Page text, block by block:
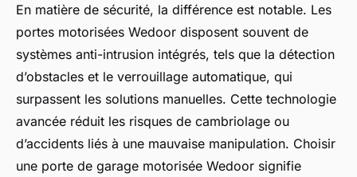
En matière de sécurité, la différence est notable. Les
portes motorisées Wedoor disposent souvent de
systèmes anti-intrusion intégrés, tels que la détection
d’obstacles et le verrouillage automatique, qui
surpassent les solutions manuelles. Cette technologie
avancée réduit les risques de cambriolage ou
d’accidents liés à une mauvaise manipulation. Choisir
une porte de garage motorisée Wedoor signifie